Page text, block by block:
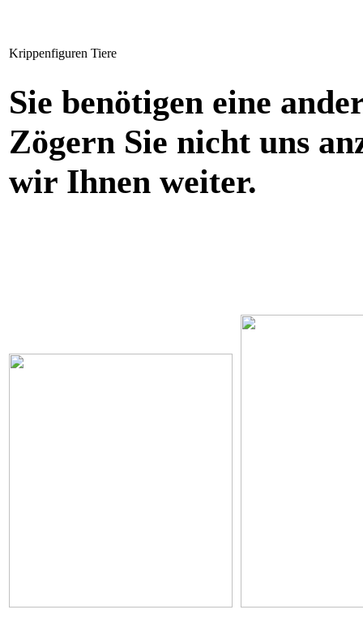
Krippenfiguren Tiere
Sie benötigen eine
Zögern Sie nicht uns
wir Ihnen weiter.